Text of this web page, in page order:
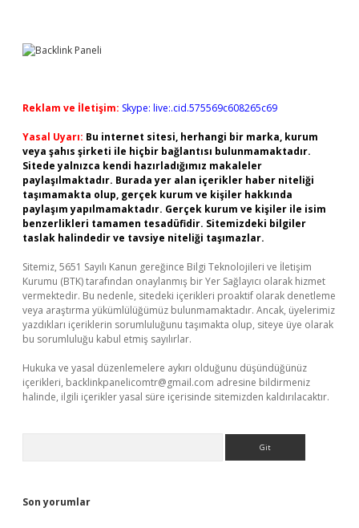
Reklam ve İletişim: Skype: live:.cid.575569c608265c69
Yasal Uyarı: Bu internet sitesi, herhangi bir marka, kurum
veya şahıs şirketi ile hiçbir bağlantısı bulunmamaktadır.
Sitede yalnızca kendi hazırladığımız makaleler
paylaşılmaktadır. Burada yer alan içerikler haber niteliği
taşımamakta olup, gerçek kurum ve kişiler hakkında
paylaşım yapılmamaktadır. Gerçek kurum ve kişiler ile isim
benzerlikleri tamamen tesadüfidir. Sitemizdeki bilgiler
taslak halindedir ve tavsiye niteliği taşımazlar.
Sitemiz, 5651 Sayılı Kanun gereğince Bilgi Teknolojileri ve İletişim
Kurumu (BTK) tarafından onaylanmış bir Yer Sağlayıcı olarak hizmet
vermektedir. Bu nedenle, sitedeki içerikleri proaktif olarak denetleme
veya araştırma yükümlülüğümüz bulunmamaktadır. Ancak, üyelerimiz
yazdıkları içeriklerin sorumluluğunu taşımakta olup, siteye üye olarak
bu sorumluluğu kabul etmiş sayılırlar.
Hukuka ve yasal düzenlemelere aykırı olduğunu düşündüğünüz
içerikleri, backlinkpanelicomtr@gmail.com adresine bildirmeniz
halinde, ilgili içerikler yasal süre içerisinde sitemizden kaldırılacaktır.
Son yorumlar